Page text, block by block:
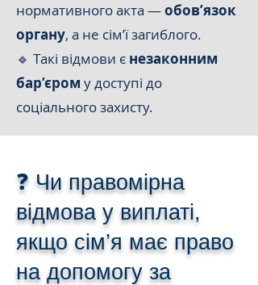
нормативного акта —обов’язок
органу, а не сім’ї загиблого.
🔹 Такі відмови є незаконним
бар’єром у доступі до
соціального захисту.
❓ Чи правомірна
відмова у виплаті,
якщо сім’я має право
на допомогу за